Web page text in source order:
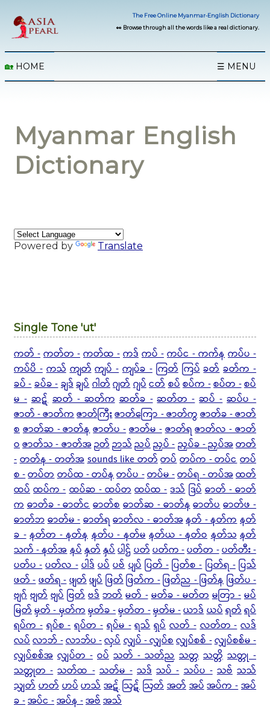
The Free Online Myanmar-English Dictionary
👀 Browse through all the words like a real dictionary.
🏡 HOME ☰ MENU
Myanmar English
Dictionary
Powered by Translate
Single Tone 'ut'
ကတ် - ကတ်တ - ကတ်ထ - ကဒ် ကပ် - ကပ်င - ကက်န ကပ်ပ -
ကပ်ပိ - ကသ် ကျတ် ကျပ် - ကျပ်ခ - ကြတ် ကြပ် ခတ် ခတ်က -
ခပ် -ခပ်ခ -ချဒ်ချပ်ဂါတ်ဂျတ်ဂျပ်ငတ်စပ်စပ်က -စပ်တ -စပ်
မ - ဆဋ် ဆတ် - ဆတ်က ဆတ်ခ - ဆတ်တ - ဆပ် - ဆပ်ပ -
ဇာတ် - ဇာတ်ကဇာတ်ကြီးဇာတ်ကြော - ဇာတ်ကွဇာတ်ခ - ဇာတ်
စဇာတ်ဆ - ဇာတ်နဇာတ်ပ -ဇာတ်မ -ဇာတ်ရ ဇာတ်လ - ဇာတ်
ဝဇာတ်သ - ဇာတ်အဉတ်ဉာသ်ညပ်ညှပ် -ညှပ်ခ - ညှပ်အတတ်
-တတ်န - တတ်အsounds like တတ်တပ်တပ်က - တပ်ငတပ်
စ -တပ်တတပ်ထ - တပ်နတပ်ပ -တပ်မ -တပ်ရ - တပ်အထတ်
ထပ် ထပ်က - ထပ်ဆ - ထပ်တ ထပ်ထ - ဒသ် ဒြပ် ဓာတ် - ဓာတ်
ကဓာတ်ခ - ဓာတ်ငဓာတ်စဓာတ်ဆ - ဓာတ်နဓာတ်ပဓာတ်ဖ -
ဓာတ်ဘဓာတ်မ -ဓာတ်ရ ဓာတ်လ - ဓာတ်အနတ် - နတ်ကနတ်
ခ - နတ်တ - နတ်န နတ်ပ - နတ်မ နတ်ယ - နတ်ဝ နတ်သ နတ်
သက် - နတ်အနပ်နှတ်နှပ်ပါဌ်ပတ်ပတ်က -ပတ်တ -ပတ်တီး -
ပတ်ပ - ပတ်လ - ပါဒ် ပပ် ပဗ် ပျပ် ပြတ် - ပြတ်စ - ပြတ်ရ - ပြသ်
ဖတ် -ဖတ်ရ -ဖျတ်ဖျပ်ဖြတ်ဖြတ်က -ဖြတ်ည - ဖြတ်နဖြတ်ပ -
ဗျဂ် ဗျတ် ဗျပ် ဗြတ် ဗဒ် ဘတ် မတ် - မတ်ခ - မတ်တ မတြာ - မပ်
မြတ်မှတ် - မှတ်ကမှတ်ခ -မှတ်တ -မှတ်မ -ယာဒ်ယပ်ရတ်ရပ်
ရပ်က - ရပ်စ - ရပ်တ - ရပ်မ - ရသ် ရှပ် လတ် - လတ်တ - လဒ်
လပ်လာဘ် -လာဘ်ပ -လှပ်လျှပ် - လျှပ်စလျှပ်စစ် -လျှပ်စစ်မ -
လျှပ်စစ်အ လျှပ်တ - ဝပ် သတ် - သတ်ည သတ္တ သတ္တိ သတ္တု -
သတ္တုတ - သတ်ထ - သတ်မ - သဒ် သပ် - သပ်ပ - သဗ် သသ်
သျှတ်ဟတ်ဟပ်ဟသ်အဋ်ဩဋ်ဩတ်အတ်အပ်အပ်က -အပ်
ခ -အပ်င -အပ်န -အဗ်အသ်